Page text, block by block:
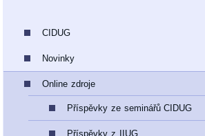
CIDUG
Novinky
Online zdroje
Příspěvky ze seminářů CIDUG
Příspěvky z IIUG